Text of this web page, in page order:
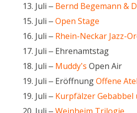
13. Juli – Bernd Begemann &
15. Juli –Open Stage
16. Juli –Rhein-Neckar Jazz-
17. Juli – Ehrenamtstag
18. Juli – Muddy’s Open Air
19. Juli – EröffnungOffene
19. Juli – Kurpfälzer Gebabbel